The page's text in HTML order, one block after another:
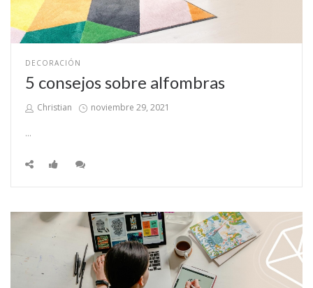
POSTED
DECORACIÓN
5 consejos sobre alfombras
by
Christian
Posted
noviembre 29, 2021
…